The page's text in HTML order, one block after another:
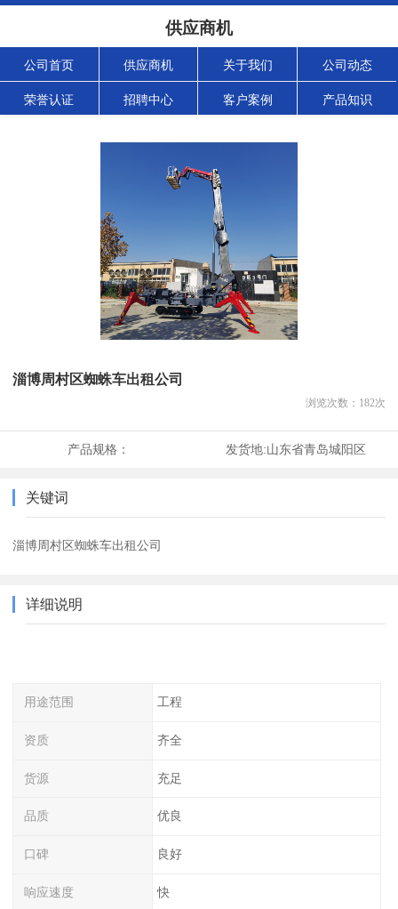
供应商机
公司首页 供应商机 关于我们 公司动态
荣誉认证 招聘中心 客户案例 产品知识
淄博周村区蜘蛛车出租公司
浏览次数： 182次
产品规格： 发货地:山东省青岛城阳区
关键词
淄博周村区蜘蛛车出租公司
详细说明
用途范围 工程
资质 齐全
货源 充足
品质 优良
口碑 良好
响应速度 快